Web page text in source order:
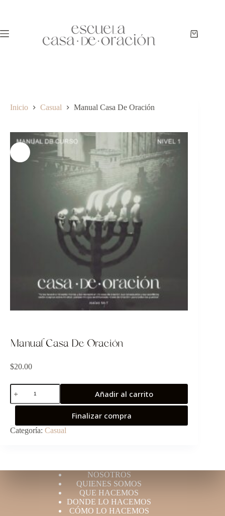
Inicio Casual Manual Casa De Oración
Manual Casa De Oración
$20.00
Añadir al carrito
Finalizar compra
Categoría: Casual
NOSOTROS
QUIENES SOMOS
QUE HACEMOS
DONDE LO HACEMOS
CÓMO LO HACEMOS